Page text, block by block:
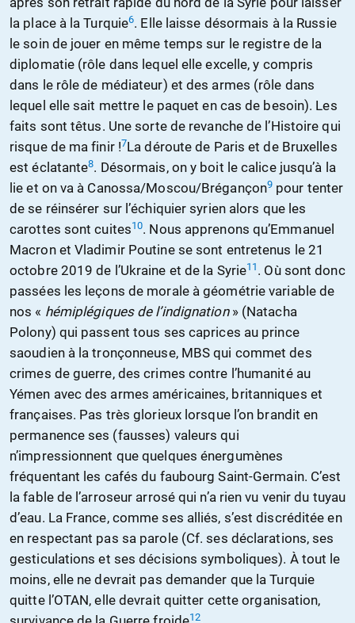
la place à la Turquie6. Elle laisse désormais à la Russie
le soin de jouer en même temps sur le registre de la
diplomatie (rôle dans lequel elle excelle, y compris
dans le rôle de médiateur) et des armes (rôle dans
lequel elle sait mettre le paquet en cas de besoin). Les
faits sont têtus. Une sorte de revanche de l’Histoire qui
risque de ma finir !7La déroute de Paris et de Bruxelles
est éclatante8. Désormais, on y boit le calice jusqu’à la
lie et on va à Canossa/Moscou/Brégançon9 pour tenter
de se réinsérer sur l’échiquier syrien alors que les
carottes sont cuites10. Nous apprenons qu’Emmanuel
Macron et Vladimir Poutine se sont entretenus le 21
octobre 2019 de l’Ukraine et de la Syrie11 . Où sont donc
passées les leçons de morale à géométrie variable de
nos « hémiplégiques de l’indignation» (Natacha
Polony) qui passent tous ses caprices au prince
saoudien à la tronçonneuse, MBS qui commet des
crimes de guerre, des crimes contre l’humanité au
Yémen avec des armes américaines, britanniques et
françaises. Pas très glorieux lorsque l’on brandit en
permanence ses (fausses) valeurs qui
n’impressionnent que quelques énergumènes
fréquentant les cafés du faubourg Saint-Germain. C’est
la fable de l’arroseur arrosé qui n’a rien vu venir du tuyau
d’eau. La France, comme ses alliés, s’est discréditée en
en respectant pas sa parole (Cf. ses déclarations, ses
gesticulations et ses décisions symboliques). À tout le
moins, elle ne devrait pas demander que la Turquie
quitte l’OTAN, elle devrait quitter cette organisation,
12